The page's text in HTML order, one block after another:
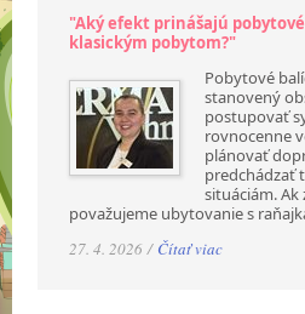
"Aký efekt prinášajú
klasickým pobytom?"
Pobytové
stanovený
postupovať
rovnocenne
plánovať
predchádzať
situáciám.
považujeme ubytovanie s
27. 4. 2026 / Čítať viac